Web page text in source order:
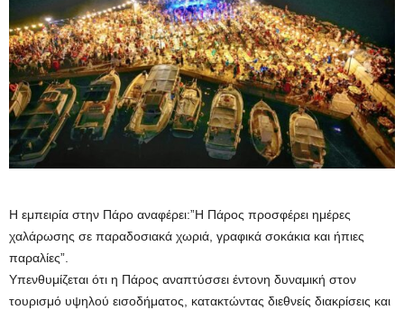
Η εμπειρία στην Πάρο αναφέρει:”Η Πάρος προσφέρει ημέρες
χαλάρωσης σε παραδοσιακά χωριά, γραφικά σοκάκια και ήπιες
παραλίες”.
Υπενθυμίζεται ότι η Πάρος αναπτύσσει έντονη δυναμική στον
τουρισμό υψηλού εισοδήματος, κατακτώντας διεθνείς διακρίσεις και